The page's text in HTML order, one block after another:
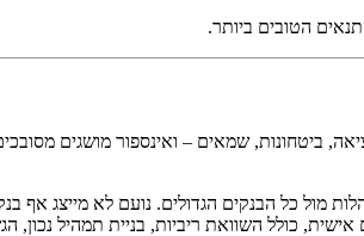
הטובים ביותר.
ביטחונות, שמאים – ואינספור מושגים
מול כל הבנקים הגדולים. נועם לא מייצג אף
כולל השוואת ריביות, בניית תמהיל נכון,